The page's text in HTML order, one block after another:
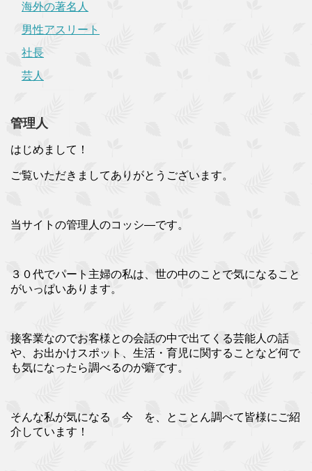
海外の著名人
男性アスリート
社長
芸人
管理人
はじめまして！
ご覧いただきましてありがとうございます。
当サイトの管理人のコッシ―です。
３０代でパート主婦の私は、世の中のことで気になること
がいっぱいあります。
接客業なのでお客様との会話の中で出てくる芸能人の話
や、お出かけスポット、生活・育児に関することなど何で
も気になったら調べるのが癖です。
そんな私が気になる 今 を、とことん調べて皆様にご紹
介しています！